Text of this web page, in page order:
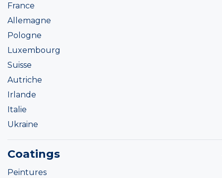
France
Allemagne
Pologne
Luxembourg
Suisse
Autriche
Irlande
Italie
Ukraine
Coatings
Peintures